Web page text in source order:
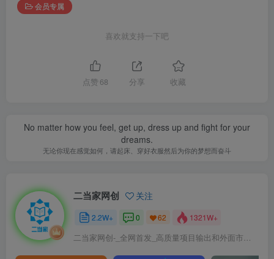
会员专属
喜欢就支持一下吧
点赞 68 分享 收藏
No matter how you feel, get up, dress up and fight for your
dreams.
无论你现在感觉如何，请起床、穿好衣服然后为你的梦想而奋斗
二当家网创 关注
2.2W+ 0 62 1321W+